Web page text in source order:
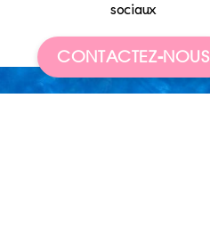
sociaux
CONTACTEZ-NOUS